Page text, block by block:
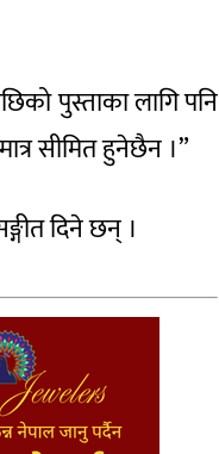
पुस्ताका लागि पनि
सीमित हुनेछैन ।”
दिने छन् ।